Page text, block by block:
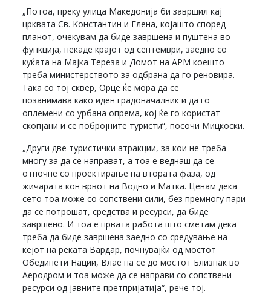
„Потоа, преку улица Македонија би завршил кај
црквата Св. Константин и Елена, којашто според
планот, очекувам да биде завршена и пуштена во
функција, некаде крајот од септември, заедно со
куќата на Мајка Тереза и Домот на АРМ коешто
треба министерството за одбрана да го реновира.
Така со тој сквер, Орце ќе мора да се
позанимава како иден градоначалник и да го
оплемени со урбана опрема, кој ќе го користат
скопјани и се побројните туристи“, посочи Мицкоски.
„Други две туристички атракции, за кои не треба
многу за да се направат, а тоа е веднаш да се
отпочне со проектирање на втората фаза, од
жичарата кон врвот на Водно и Матка. Ценам дека
сето тоа може со сопствени сили, без премногу пари
да се потрошат, средства и ресурси, да биде
завршено. И тоа е првата работа што сметам дека
треба да биде завршена заедно со средување на
кејот на реката Вардар, почнувајќи од мостот
Обединети Нации, Влае па се до мостот Близнак во
Аеродром и тоа може да се направи со сопствени
ресурси од јавните претпријатија“, рече тој.